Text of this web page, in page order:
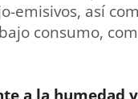
emisivos, así
consumo,